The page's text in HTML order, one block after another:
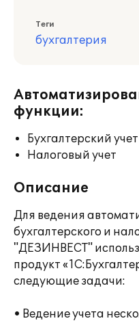
Теги
бухгалтерия
функции:
Бухгалтерский учет
Налоговый учет
Описание
Для ведения
бухгалтерского и
"ДЕЗИНВЕСТ"
продукт
следующие задачи:
• Ведение учета